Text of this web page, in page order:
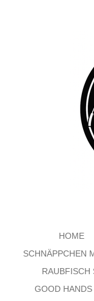
HOME
SCHNÄPPCHEN
RAUBFISCH
GOOD